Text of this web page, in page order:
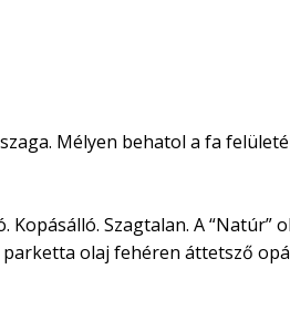
Mélyen behatol a fa
Kopásálló. Szagtalan. A
parketta olaj fehéren áttetsző